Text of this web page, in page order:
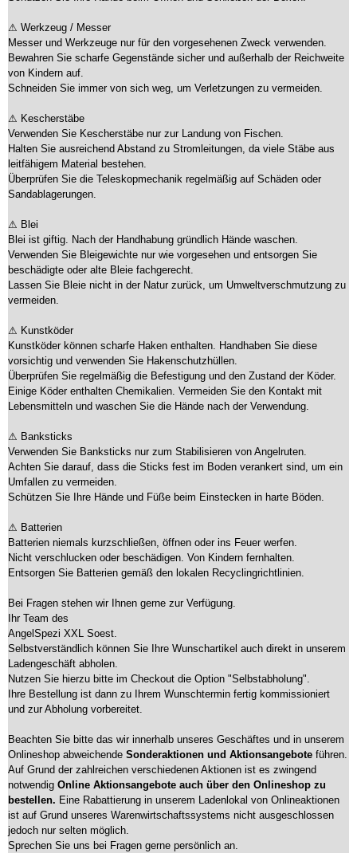
⚠ Werkzeug / Messer
Messer und Werkzeuge nur für den vorgesehenen Zweck verwenden.
Bewahren Sie scharfe Gegenstände sicher und außerhalb der Reichweite
von Kindern auf.
Schneiden Sie immer von sich weg, um Verletzungen zu vermeiden.
⚠ Kescherstäbe
Verwenden Sie Kescherstäbe nur zur Landung von Fischen.
Halten Sie ausreichend Abstand zu Stromleitungen, da viele Stäbe aus
leitfähigem Material bestehen.
Überprüfen Sie die Teleskopmechanik regelmäßig auf Schäden oder
Sandablagerungen.
⚠ Blei
Blei ist giftig. Nach der Handhabung gründlich Hände waschen.
Verwenden Sie Bleigewichte nur wie vorgesehen und entsorgen Sie
beschädigte oder alte Bleie fachgerecht.
Lassen Sie Bleie nicht in der Natur zurück, um Umweltverschmutzung zu
vermeiden.
⚠ Kunstköder
Kunstköder können scharfe Haken enthalten. Handhaben Sie diese
vorsichtig und verwenden Sie Hakenschutzhüllen.
Überprüfen Sie regelmäßig die Befestigung und den Zustand der Köder.
Einige Köder enthalten Chemikalien. Vermeiden Sie den Kontakt mit
Lebensmitteln und waschen Sie die Hände nach der Verwendung.
⚠ Banksticks
Verwenden Sie Banksticks nur zum Stabilisieren von Angelruten.
Achten Sie darauf, dass die Sticks fest im Boden verankert sind, um ein
Umfallen zu vermeiden.
Schützen Sie Ihre Hände und Füße beim Einstecken in harte Böden.
⚠ Batterien
Batterien niemals kurzschließen, öffnen oder ins Feuer werfen.
Nicht verschlucken oder beschädigen. Von Kindern fernhalten.
Entsorgen Sie Batterien gemäß den lokalen Recyclingrichtlinien.
Bei Fragen stehen wir Ihnen gerne zur Verfügung.
Ihr Team des
AngelSpezi XXL Soest.
Selbstverständlich können Sie Ihre Wunschartikel auch direkt in unserem
Ladengeschäft abholen.
Nutzen Sie hierzu bitte im Checkout die Option "Selbstabholung".
Ihre Bestellung ist dann zu Ihrem Wunschtermin fertig kommissioniert
und zur Abholung vorbereitet.
Beachten Sie bitte das wir innerhalb unseres Geschäftes und in unserem
Onlineshop abweichende Sonderaktionen und Aktionsangebote führen.
Auf Grund der zahlreichen verschiedenen Aktionen ist es zwingend
notwendig Online Aktionsangebote auch über den Onlineshop zu
bestellen. Eine Rabattierung in unserem Ladenlokal von Onlineaktionen
ist auf Grund unseres Warenwirtschaftssystems nicht ausgeschlossen
jedoch nur selten möglich.
Sprechen Sie uns bei Fragen gerne persönlich an.